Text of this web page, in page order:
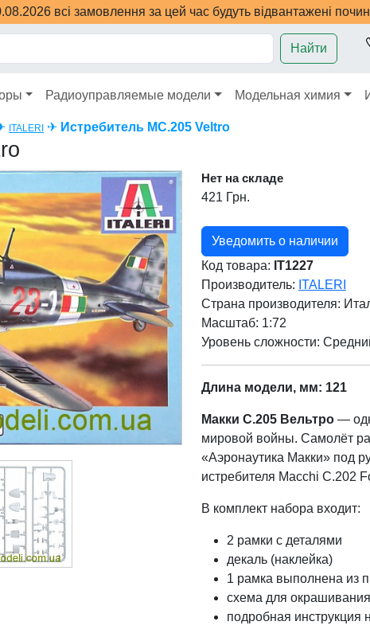
всі замовлення за цей час будуть відвантажені
Найти
Радиоуправляемые модели Модельная химия
ITALERI ✈ Истребитель MC.205 Veltro
Нет на складе
421 Грн.
Уведомить о наличии
Код товара: IT1227
Производитель: ITALERI
Страна производителя:
Масштаб: 1:72
Уровень сложности:
Длина модели, мм: 121
Макки C.205 Вельтро —
мировой войны. Самолёт
«Аэронаутика Макки» под
истребителя Macchi C.202
В комплект набора входит:
2 рамки с деталями
декаль (наклейка)
1 рамка выполнена из
схема для
подробная инструкция